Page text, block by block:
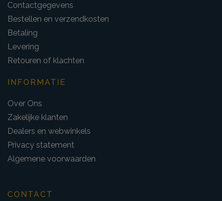
Contactgegevens
Bestellen en verzendkosten
Betaling
Levering
Retouren of klachten
INFORMATIE
Over Ons
Zakelijke klanten
Dealers en webwinkels
Privacy statement
Algemene voorwaarden
CONTACT